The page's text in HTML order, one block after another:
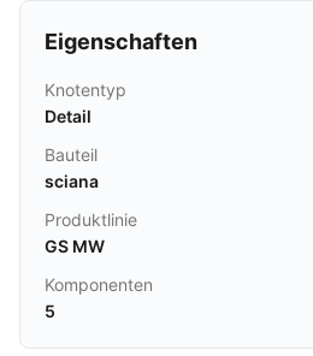
Eigenschaften
Knotentyp
Detail
Bauteil
sciana
Produktlinie
GS MW
Komponenten
5